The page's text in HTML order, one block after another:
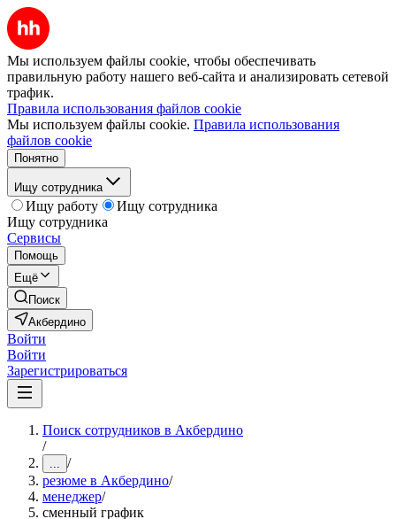
Мы используем файлы cookie, чтобы обеспечивать
правильную работу нашего веб-сайта и анализировать сетевой
трафик.
Правила использования файлов cookie
Мы используем файлы cookie. Правила использования
файлов cookie
Понятно
Ищу сотрудника
Ищу работу
Ищу сотрудника
Ищу сотрудника
Сервисы
Помощь
Ещё
Поиск
Акбердино
Войти
Войти
Зарегистрироваться
Поиск сотрудников в Акбердино
/
... /
резюме в Акбердино/
менеджер/
сменный график